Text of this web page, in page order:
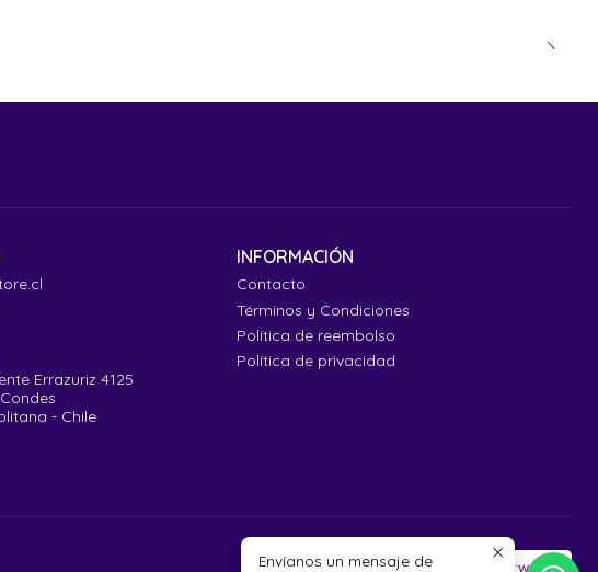
Errazuriz 4125
- Chile
INFORMACIÓN
Contacto
Términos y Condiciones
Política de reembolso
Política de privacidad
Envíanos un mensaje de